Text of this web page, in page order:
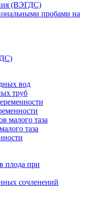
(ВЭГДС)
пробами на
вод
труб
малого таза
таза
плода при
сочленений